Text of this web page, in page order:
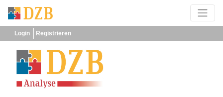
Login Registrieren